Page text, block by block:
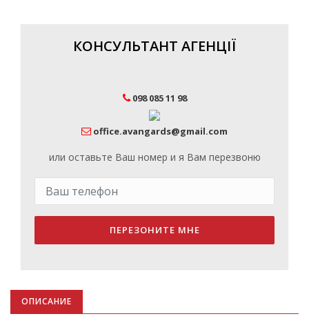
КОНСУЛЬТАНТ АГЕНЦІЇ
098 085 11 98
office.avangards@gmail.com
или оставьте Ваш номер и я Вам перезвоню
ПЕРЕЗОНИТЕ МНЕ
ОПИСАНИЕ